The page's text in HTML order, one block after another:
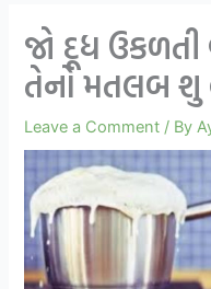
જો દૂધ
તેનો મતલબ શુ
Leave a Comment / By